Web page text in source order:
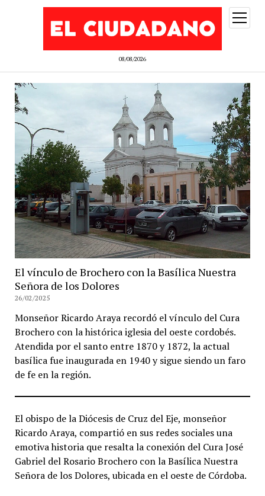
08/08/2026
abrir
menú
El vínculo de Brochero con la Basílica Nuestra
Señora de los Dolores
26/02/2025
Monseñor Ricardo Araya recordó el vínculo del Cura
Brochero con la histórica iglesia del oeste cordobés.
Atendida por el santo entre 1870 y 1872, la actual
basílica fue inaugurada en 1940 y sigue siendo un faro
de fe en la región.
El obispo de la Diócesis de Cruz del Eje, monseñor
Ricardo Araya, compartió en sus redes sociales una
emotiva historia que resalta la conexión del Cura José
Gabriel del Rosario Brochero con la Basílica Nuestra
Señora de los Dolores, ubicada en el oeste de Córdoba.